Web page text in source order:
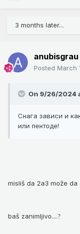
3 months later...
anubisgrau
Posted March
On 9/26/2024
Снага зависи и
или пентоде!
misliš da 2a3 može
baš zanimljivo....?